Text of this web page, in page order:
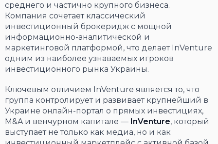
среднего и частично крупного бизнеса.
Компания сочетает классический
инвестиционный брокеридж с мощной
информационно-аналитической и
маркетинговой платформой, что делает InVenture
одним из наиболее узнаваемых игроков
инвестиционного рынка Украины.
Ключевым отличием InVenture является то, что
группа контролирует и развивает крупнейший в
Украине онлайн-портал о прямых инвестициях,
M&A и венчурном капитале — InVenture, который
выступает не только как медиа, но и как